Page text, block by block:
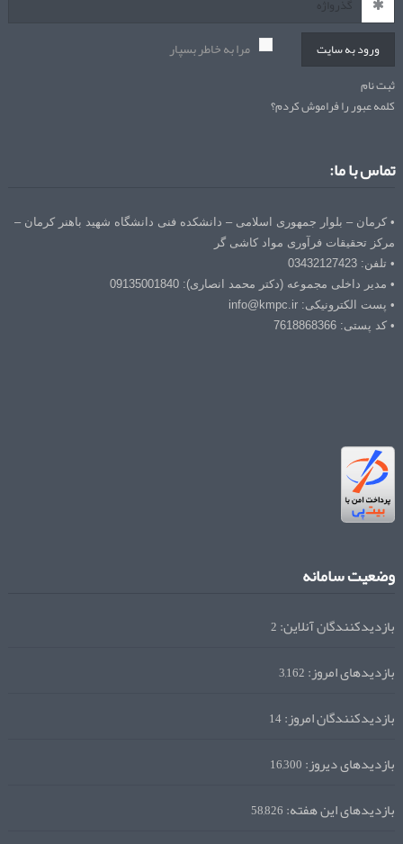
ورود به سایت مرا به خاطر بسپار
ثبت نام
کلمه عبور را فراموش کردم؟
تماس با ما:
• کرمان – بلوار جمهوری اسلامی – دانشکده فنی دانشگاه شهید باهنر کرمان –
مرکز تحقیقات فرآوری مواد کاشی گر
• تلفن: 03432127423
• مدیر داخلی مجموعه (دکتر محمد انصاری): 09135001840
• پست الکترونیکی: info@kmpc.ir
• کد پستی: 7618868366
وضعیت سامانه
بازدیدکنندگان آنلاین:2
بازدیدهای امروز:3,162
بازدیدکنندگان امروز:14
بازدیدهای دیروز:16,300
بازدیدهای این هفته:58,826